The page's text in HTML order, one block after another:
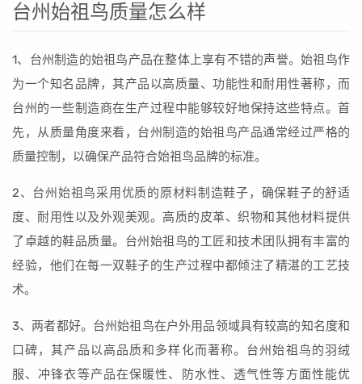
台州始祖鸟质量怎么样
1、台州制造的始祖鸟产品在整体上享有不错的声誉。始祖鸟作
为一个知名品牌，其产品以高质量、功能性和耐用性著称，而
台州的一些制造商在生产过程中能够较好地保持这些特点。首
先，从质量角度来看，台州制造的始祖鸟产品通常经过严格的
质量控制，以确保产品符合始祖鸟品牌的标准。
2、台州始祖鸟采用优质的原材料制造鞋子，确保鞋子的舒适
度、耐用性以及外观美观。高质的皮革、织物和其他材料提供
了卓越的鞋品质量。台州始祖鸟的工匠和技术团队拥有丰富的
经验，他们在每一双鞋子的生产过程中都倾注了精湛的工艺技
术。
3、两者都好。台州始祖鸟在户外用品领域具有较高的知名度和
口碑，其产品以高品质和多样化而著称。台州始祖鸟的羽绒
服、冲锋衣等产品在保暖性、防水性、透气性等方面性能优